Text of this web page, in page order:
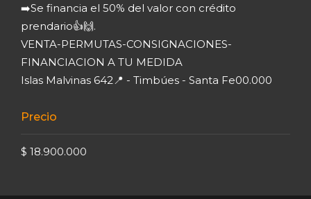
➡️Se financia el 50% del valor con crédito
prendario👍🙌.
VENTA-PERMUTAS-CONSIGNACIONES-
FINANCIACION A TU MEDIDA
Islas Malvinas 642📍 - Timbúes - Santa Fe00.000
Precio
$ 18.900.000